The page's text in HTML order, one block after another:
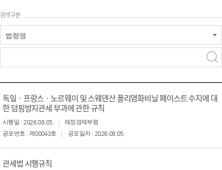
검색구분
법령명
독일ㆍ프랑스ㆍ노르웨이 및 스웨덴산 폴리염화비닐 페이스트 수지에 대
한 덤핑방지관세 부과에 관한 규칙
시행일 : 2026.08.05.
재정경제부령
공포번호 : 제00043호
공포일자 : 2026.08.05.
관세법 시행규칙